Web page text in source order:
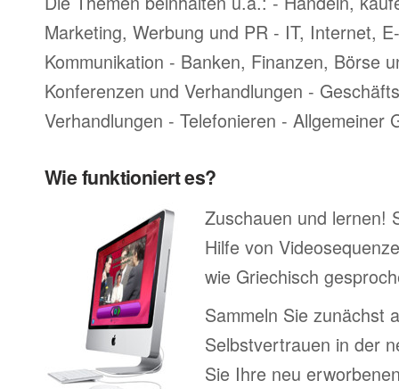
Marketing, Werbung und PR - IT, Internet,
Kommunikation - Banken, Finanzen, Börse
Konferenzen und Verhandlungen -
Verhandlungen - Telefonieren - Allgemeiner
Wie funktioniert es?
Zuschauen und lernen!
Hilfe von
wie Griechisch
Sammeln Sie zunächst
Selbstvertrauen in der
Sie Ihre neu